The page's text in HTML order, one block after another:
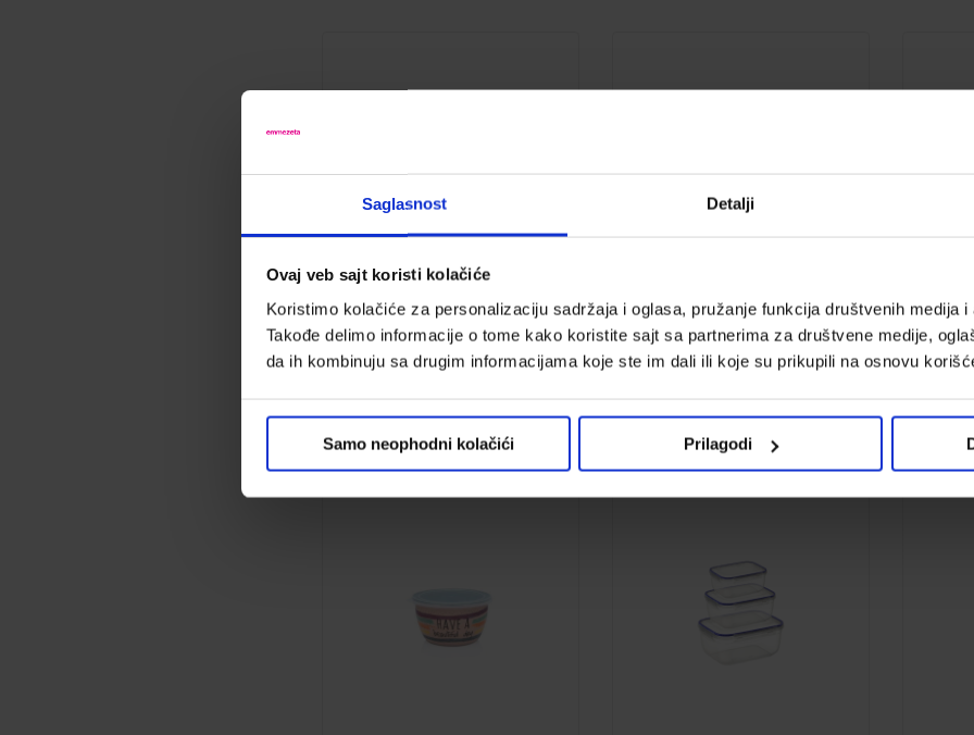
Saglasnost Detalji
Ovaj veb sajt koristi kolačiće
Koristimo kolačiće za personalizaciju sadržaja i oglasa, pružanje funkcija društvenih medija i
Takođe delimo informacije o tome kako koristite sajt sa partnerima za društvene medije,
da ih kombinuju sa drugim informacijama koje ste im dali ili koje su prikupili na osnovu
Samo neophodni kolačići Prilagodi
Činija Lalit 25x25x95cm
Kod:
673092
Činija Devi 14x14x10cm
Kod:
673097
Činija
Kod: